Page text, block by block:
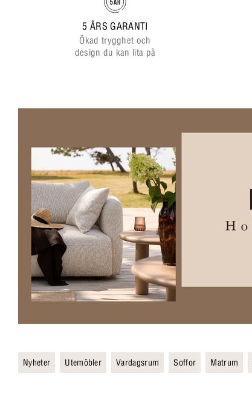
5 ÅRS GARANTI
Ökad trygghet och
design du kan lita på
Nyheter Utemöbler Vardagsrum Soffor Matrum